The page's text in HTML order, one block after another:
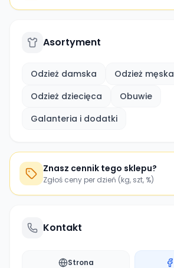
Asortyment
Odzież damska
Odzież męska
Odzież dziecięca
Obuwie
Galanteria i dodatki
Znasz cennik tego sklepu?
Zgłoś ceny per dzień (kg, szt, %)
Kontakt
Strona